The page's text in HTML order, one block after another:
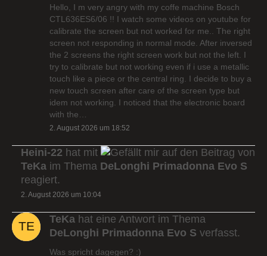
Hello, I m very angry with my coffe machine Bosch
CTL636ES6/06 !! I watch some videos on youtube for
calibrate the screen but not worked for me.. The right
screen not responding in normal mode. After inversed
the 2 screens the right screen work but not the left. I
try to calibrate but not working even if i use a metallic
touch like a piece or the central ring. I decide to buy a
new touch screen after care of the screen type but
idem not working. I noticed that the electronic board
with the…
2. August 2026 um 18:52
Heini-22 hat mit
auf den Beitrag von
TeKa im Thema DeLonghi Primadonna Evo S
reagiert.
2. August 2026 um 10:04
TeKa hat eine Antwort im Thema
DeLonghi Primadonna Evo S verfasst.
Was spricht dagegen? :)